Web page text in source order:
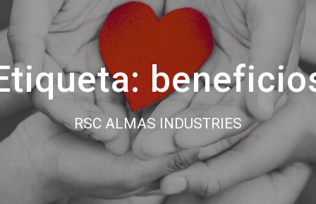
RSC ALMAS INDUSTRIES